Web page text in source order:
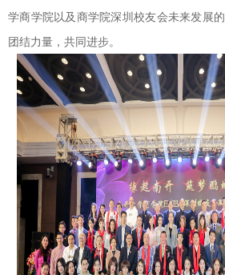
学商学院以及商学院深圳校友会未来发展
团结力量，共同进步。